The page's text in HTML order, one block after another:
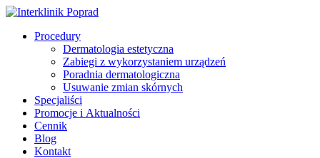
Procedury
Dermatologia estetyczna
Zabiegi z wykorzystaniem urządzeń
Poradnia dermatologiczna
Usuwanie zmian skórnych
Specjaliści
Promocje i Aktualności
Cennik
Blog
Kontakt